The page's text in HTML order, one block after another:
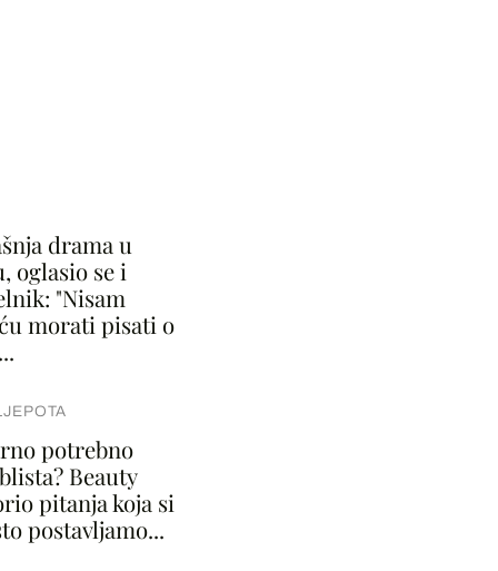
drama u
oglasio se i
"Nisam
morati pisati o
potrebno
Beauty
pitanja koja si
postavljamo...